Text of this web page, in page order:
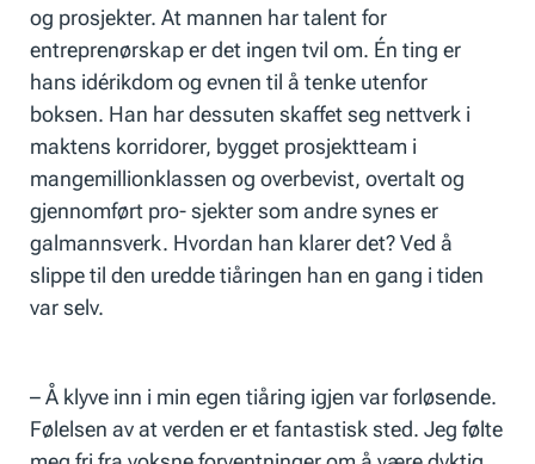
og prosjekter. At mannen har talent for
entreprenørskap er det ingen tvil om. Én ting er
hans idérikdom og evnen til å tenke utenfor
boksen. Han har dessuten skaffet seg nettverk i
maktens korridorer, bygget prosjektteam i
mangemillionklassen og overbevist, overtalt og
gjennomført pro- sjekter som andre synes er
galmannsverk. Hvordan han klarer det? Ved å
slippe til den uredde tiåringen han en gang i tiden
var selv.
– Å klyve inn i min egen tiåring igjen var forløsende.
Følelsen av at verden er et fantastisk sted. Jeg følte